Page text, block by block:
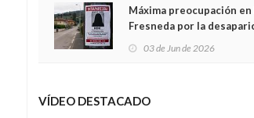
Máxima preocupación en
Fresneda por la
03 de Jun de 2026
VÍDEO DESTACADO